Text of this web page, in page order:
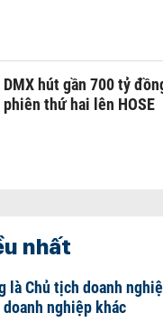
DMX hút gần 700 tỷ
phiên thứ hai lên HOSE
nhất
là Chủ tịch doanh
nghiệp khác